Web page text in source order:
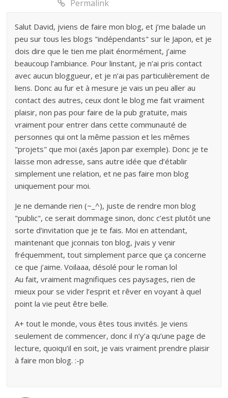
Permalink
Salut David, jviens de faire mon blog, et j’me balade un
peu sur tous les blogs "indépendants" sur le Japon, et je
dois dire que le tien me plait énormément, j’aime
beaucoup l’ambiance. Pour linstant, je n’ai pris contact
avec aucun bloggueur, et je n’ai pas particulièrement de
liens. Donc au fur et à mesure je vais un peu aller au
contact des autres, ceux dont le blog me fait vraiment
plaisir, non pas pour faire de la pub gratuite, mais
vraiment pour entrer dans cette communauté de
personnes qui ont la même passion et les mêmes
"projets" que moi (axés Japon par exemple). Donc je te
laisse mon adresse, sans autre idée que d’établir
simplement une relation, et ne pas faire mon blog
uniquement pour moi.
Je ne demande rien (~_^), juste de rendre mon blog
"public", ce serait dommage sinon, donc c’est plutôt une
sorte d’invitation que je te fais. Moi en attendant,
maintenant que jconnais ton blog, jvais y venir
fréquemment, tout simplement parce que ça concerne
ce que j’aime. Voilaaa, désolé pour le roman lol
Au fait, vraiment magnifiques ces paysages, rien de
mieux pour se vider l’esprit et rêver en voyant à quel
point la vie peut être belle.
A+ tout le monde, vous êtes tous invités. Je viens
seulement de commencer, donc il n’y’a qu’une page de
lecture, quoiqu’il en soit, je vais vraiment prendre plaisir
à faire mon blog. :-p